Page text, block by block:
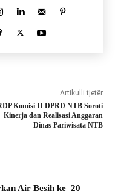
Artikulli tjetër
Komisi II DPRD NTB Soroti
Kinerja dan Realisasi Anggaran
Dinas Pariwisata NTB
Air Besih ke 20